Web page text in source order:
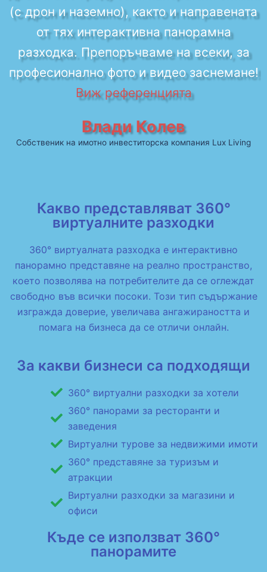
(с дрон и наземно), както и направената
от тях интерактивна панорамна
разходка. Препоръчваме на всеки, за
професионално фото и видео заснемане!
Виж референцията
Влади Колев
Собственик на имотно инвеститорска компания Lux Living
Какво представляват 360°
виртуалните разходки
360° виртуалната разходка е интерактивно
панорамно представяне на реално пространство,
което позволява на потребителите да се оглеждат
свободно във всички посоки. Този тип съдържание
изгражда доверие, увеличава ангажираността и
помага на бизнеса да се отличи онлайн.
За какви бизнеси са подходящи
360° виртуални разходки за хотели
360° панорами за ресторанти и
заведения
Виртуални турове за недвижими имоти
360° представяне за туризъм и
атракции
Виртуални разходки за магазини и
офиси
Къде се използват 360°
панорамите